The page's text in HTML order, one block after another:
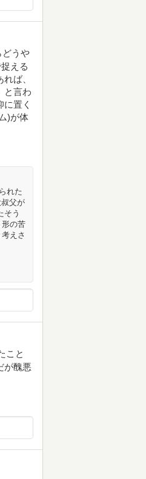
どうや
える
ば、
と言わ
置く
)が体
れた
父が
そう
形の苦
えさ
こと
が醜悪